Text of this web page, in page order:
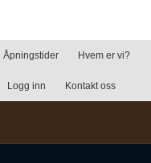
Åpningstider Hvem er vi?
Logg inn Kontakt oss